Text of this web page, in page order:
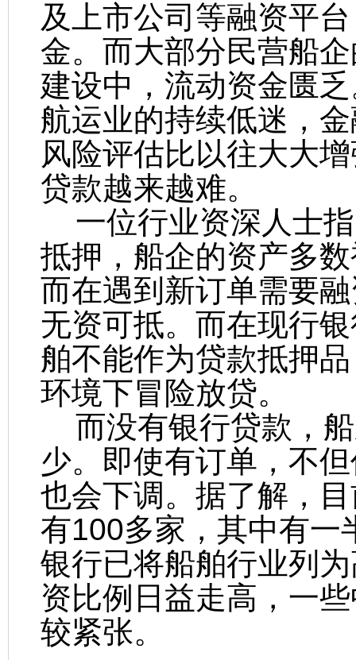
及上市公司等融资平
金。而大部分民营船
建设中，流动资金匮
航运业的持续低迷，
风险评估比以往大大
贷款越来越难。
一位行业资深人士
抵押，船企的资产多
而在遇到新订单需要
无资可抵。而在现行
舶不能作为贷款抵押
环境下冒险放贷。
而没有银行贷款，
少。即使有订单，不
也会下调。据了解，
有100多家，其中有一
银行已将船舶行业列
资比例日益走高，一
较紧张。